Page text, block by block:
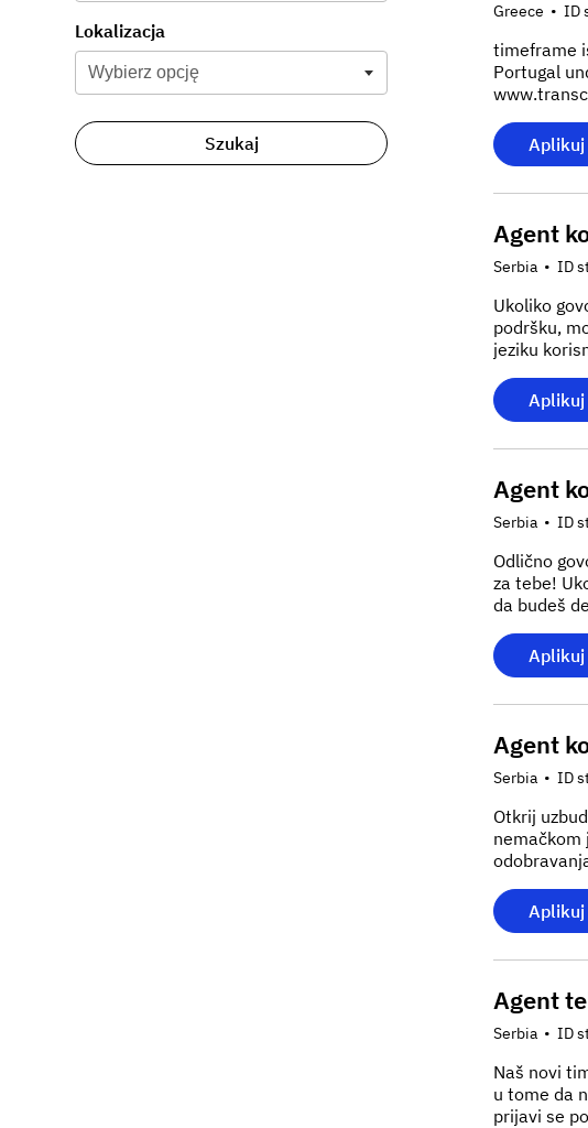
Lokalizacja
Wybierz opcję
Szukaj
Greece • ID
timeframe
Portugal
Aplikuj
Agent
Serbia • ID
Ukoliko
podršku,
jeziku
Aplikuj
Agent
Serbia • ID
Odlično
za tebe!
da budeš
Aplikuj
Agent
Serbia • ID
Otkrij
nemačkom
Aplikuj
Agent
Serbia • ID
Naš novi
u tome da
prijavi se